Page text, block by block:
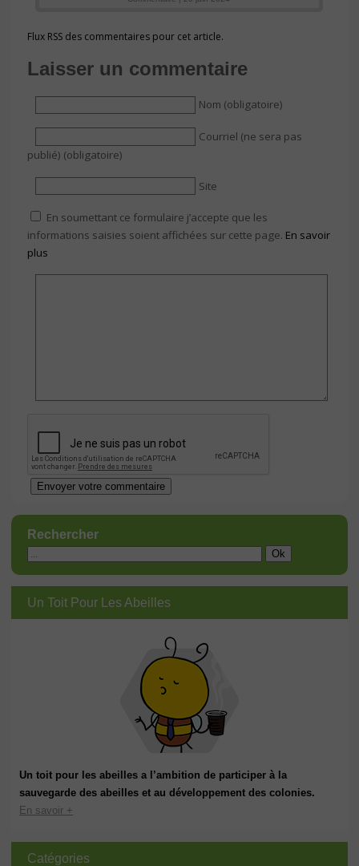
Flux RSS des commentaires pour cet article.
Laisser un commentaire
Nom (obligatoire)
Courriel (ne sera pas
publié) (obligatoire)
Site
En soumettant ce formulaire j’accepte que les
informations saisies soient affichées sur cette page. En savoir
plus
Rechercher
Un Toit Pour Les Abeilles
Un toit pour les abeilles a l’ambition de participer à la
sauvegarde des abeilles et au développement des colonies.
En savoir +
Catégories